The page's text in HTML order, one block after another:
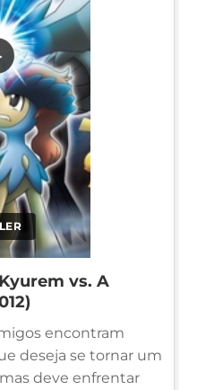
vs. A
encontram
deseja se tornar um
deve enfrentar